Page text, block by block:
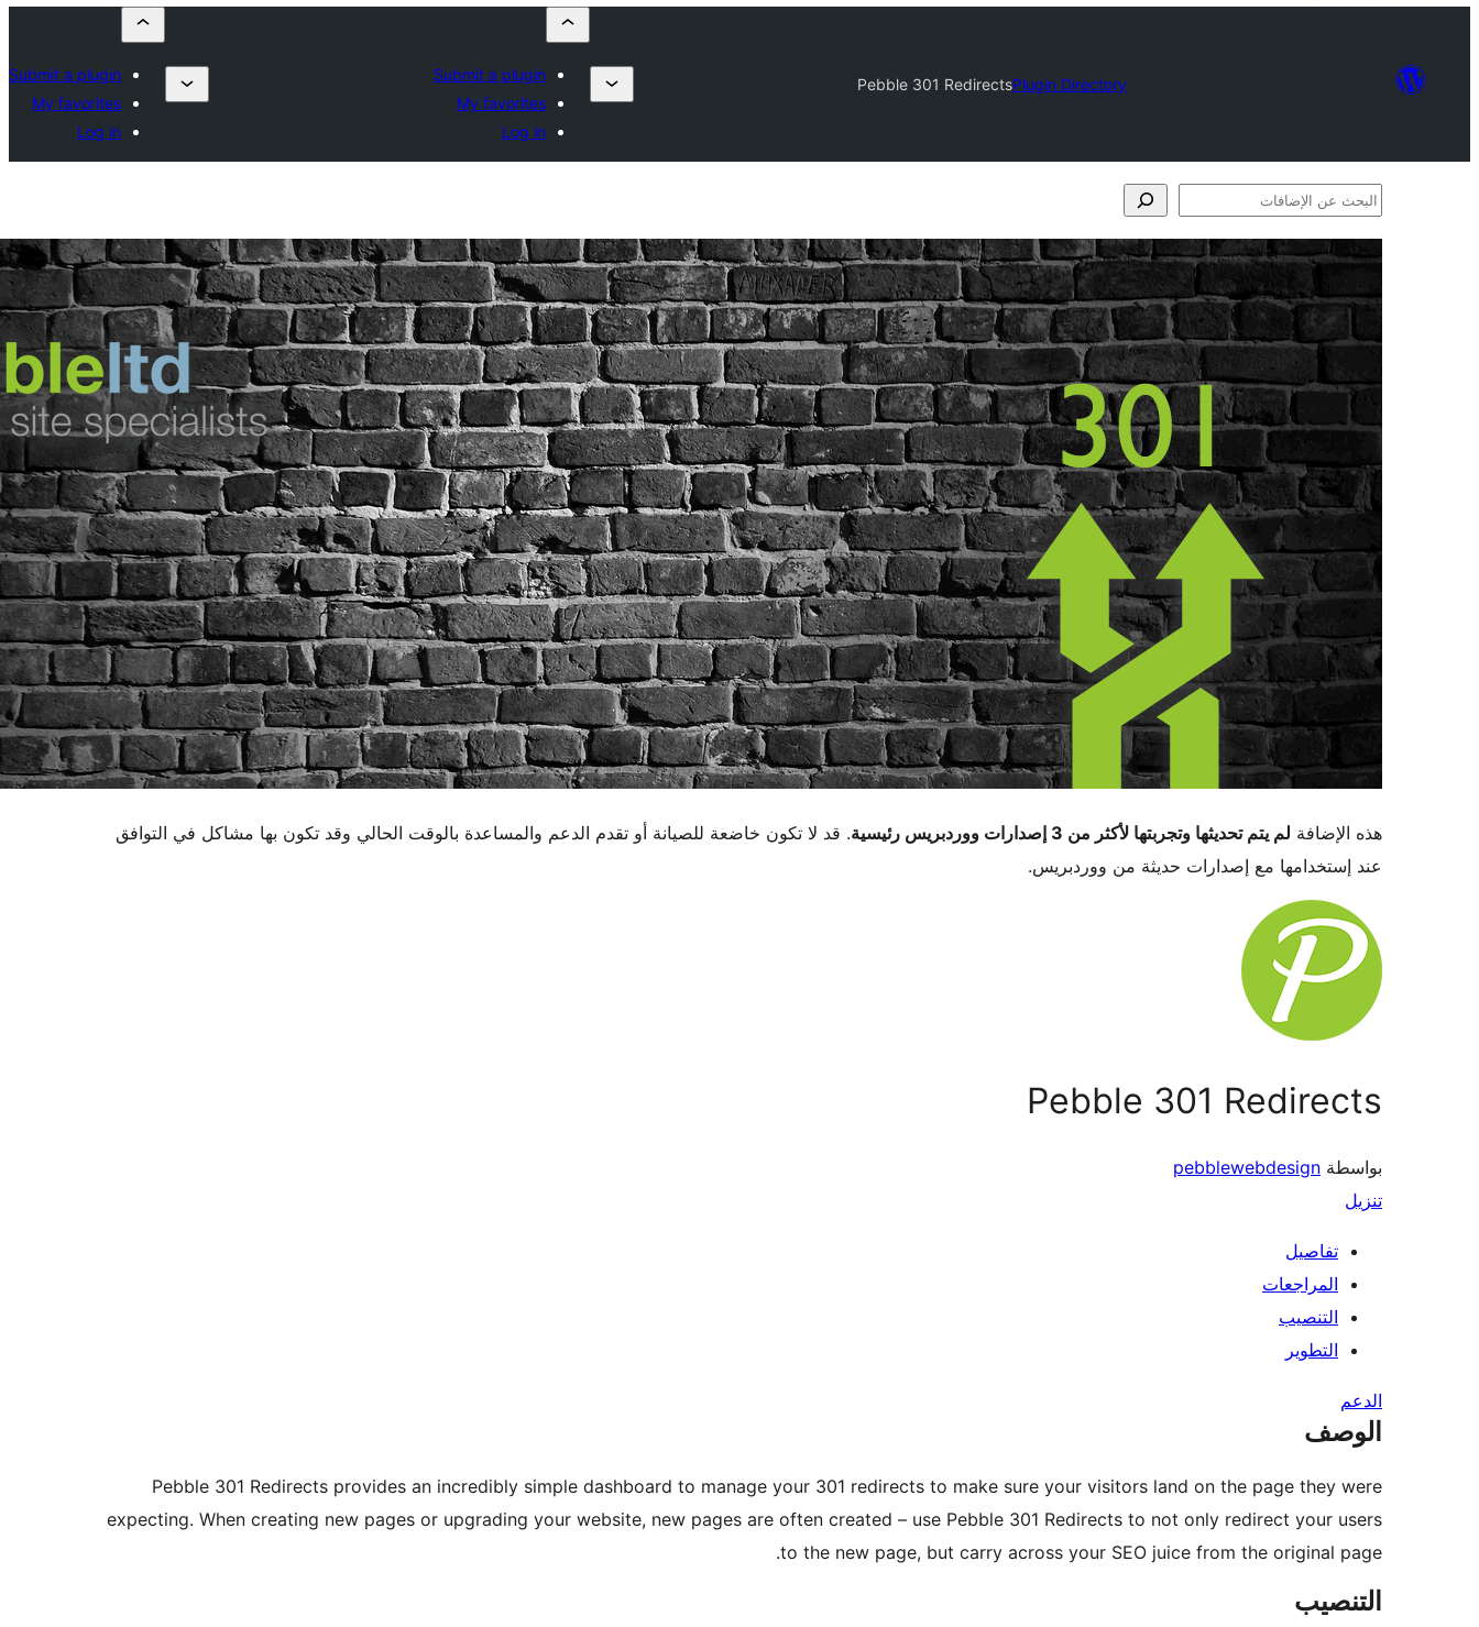
Plugin Directory
Pebble 301 Redirects
Submit a plugin
My favorites
Log in
Submit a plugin
My favorites
Log in
البحث
الإضافات
هذه الإضافة لم يتم تحديثها وتجربتها لأكثر من 3 إصدارات ووردبريس رئيسية
. قد لا تكون خاضعة للصيانة أو تقدم الدعم والمساعدة بالوقت الحالي وقد تكون بها مشاكل في التوافق
عند إستخدامها مع إصدارات حديثة من ووردبريس.
Pebble 301 Redirects
بواسطة pebblewebdesign
تنزيل
تفاصيل
المراجعات
التنصيب
التطوير
الدعم
الوصف
Pebble 301 Redirects provides an incredibly simple dashboard to manage your 301 redirects to make sure your visitors land on the page they were
expecting. When creating new pages or upgrading your website, new pages are often created – use Pebble 301 Redirects to not only redirect your users
to the new page, but carry across your SEO juice from the original page.
التنصيب